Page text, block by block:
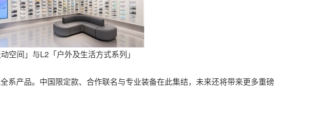
空间」与L2「户外及生活方式系列」
产品。中国限定款、合作联名与专业装备在此集结，未来还将带来更多重磅